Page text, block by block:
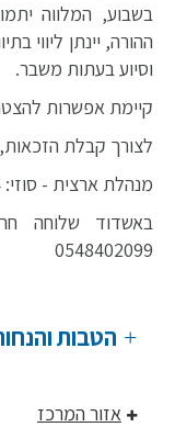
בשבוע, המלווה
ההורה, יינתן ליווי
וסיוע בעתות משבר.
קיימת אפשרות
לצורך קבלת הזכאות,
מנהלת ארצית - סוזי: 050-8554584,
0548402099
הטבות
אזור המרכז